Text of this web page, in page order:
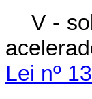
V -
Lei nº